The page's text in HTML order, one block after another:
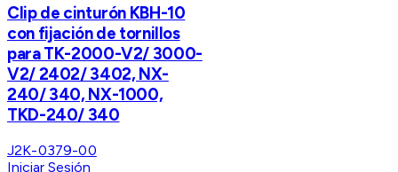
Clip de cinturón KBH-10
con fijación de tornillos
para TK-2000-V2/ 3000-
V2/ 2402/ 3402, NX-
240/ 340, NX-1000,
TKD-240/ 340
J2K-0379-00
Iniciar Sesión